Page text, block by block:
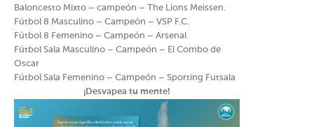
Baloncesto Mixto – campeón – The Lions Meissen.
Fútbol 8 Masculino – Campeón – VSP F.C.
Fútbol 8 Femenino – Campeón – Arsenal
Fútbol Sala Masculino – Campeón – El Combo de
Oscar
Fútbol Sala Femenino – Campeón – Sporting Futsala
¡Desvapea tu mente!